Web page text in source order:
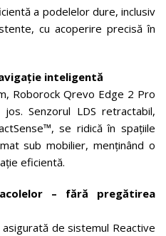
a podelelor dure, inclusiv
cu acoperire precisă în
inteligentă
Roborock Qrevo Edge 2 Pro
Senzorul LDS retractabil,
se ridică în spațiile
sub mobilier, menținând o
eficientă.
– fără pregătirea
de sistemul Reactive